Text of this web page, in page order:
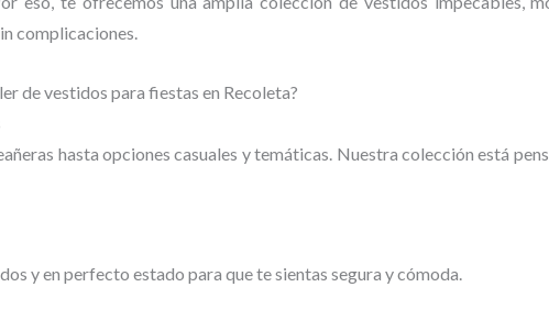
complicaciones.
de vestidos para fiestas en Recoleta?
hasta opciones casuales y temáticas. Nuestra colección está
y en perfecto estado para que te sientas segura y cómoda.